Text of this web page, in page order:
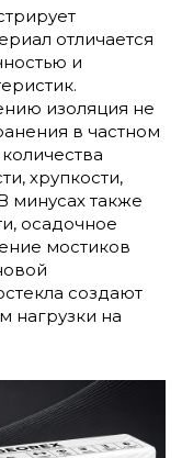
отличается
и
изоляция не
в частном
хрупкости,
минусах также
осадочное
мостиков
создают
нагрузки на